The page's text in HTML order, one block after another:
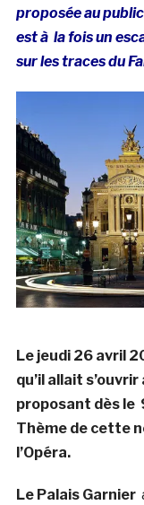
proposée au
est à la fois un
sur les traces du
Le jeudi 26 avril
qu’il allait
proposant dès le
Thème de cette
l’Opéra.
Le Palais Garnier